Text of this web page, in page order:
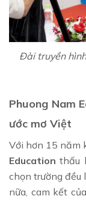
Đài truyền
Phuong Nam
ước mơ Việt
Với hơn 15 năm
Education thấu
chọn trường đều
nữa, cam kết